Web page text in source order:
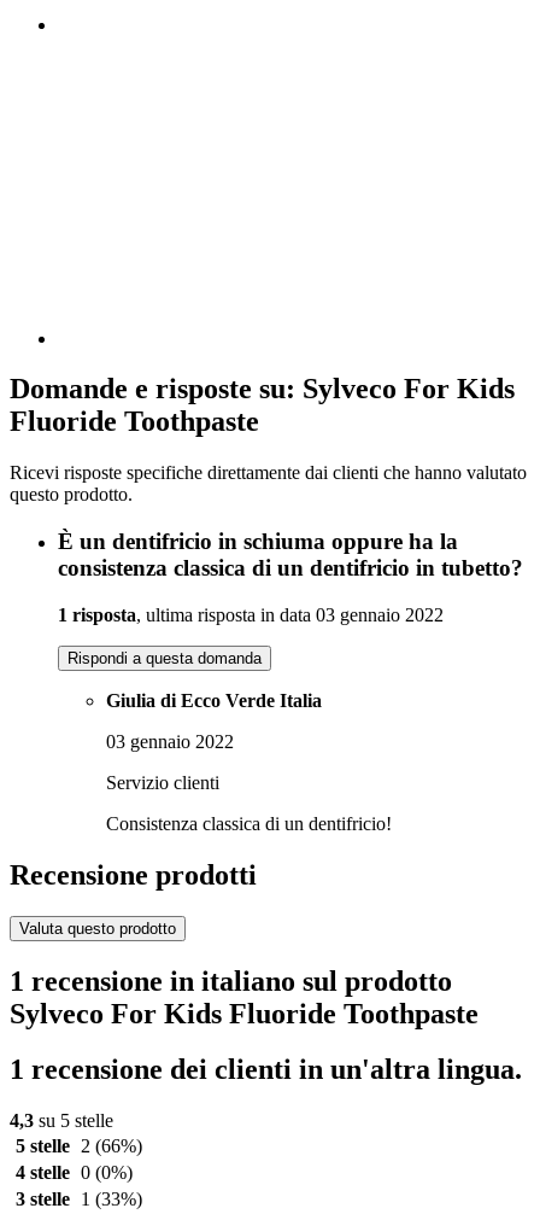
Domande e risposte su: Sylveco For Kids
Fluoride Toothpaste
Ricevi risposte specifiche direttamente dai clienti che hanno valutato
questo prodotto.
È un dentifricio in schiuma oppure ha la
consistenza classica di un dentifricio in tubetto?
1 risposta, ultima risposta in data 03 gennaio 2022
Rispondi a questa domanda
Giulia di Ecco Verde Italia
03 gennaio 2022
Servizio clienti
Consistenza classica di un dentifricio!
Recensione prodotti
Valuta questo prodotto
1 recensione in italiano sul prodotto
Sylveco For Kids Fluoride Toothpaste
1 recensione dei clienti in un'altra lingua.
4,3 su 5 stelle
5 stelle
2 (66%)
4 stelle 0 (0%)
3 stelle
1 (33%)